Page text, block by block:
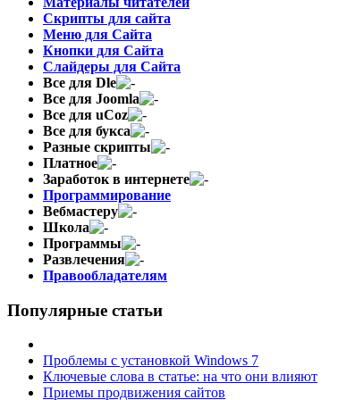
Скрипты для сайта
Меню для Сайта
Кнопки для Сайта
Слайдеры для Сайта
Все для Dle
Все для Joomla
Все для uCoz
Все для букса
Разные скрипты
Платное
Заработок в интернете
Программирование
Вебмастеру
Школа
Программы
Развлечения
Правообладателям
Популярные статьи
Проблемы с установкой Windows 7
Ключевые слова в статье: на что они влияют
Приемы продвижения сайтов